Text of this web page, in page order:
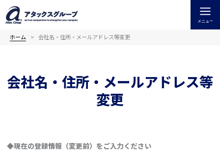
容
を
メニュー
ホーム 会社名・住所・メールアドレス等変更
会社名・住所・メールアドレス等
変更
◆現在の登録情報（変更前）をご入力ください